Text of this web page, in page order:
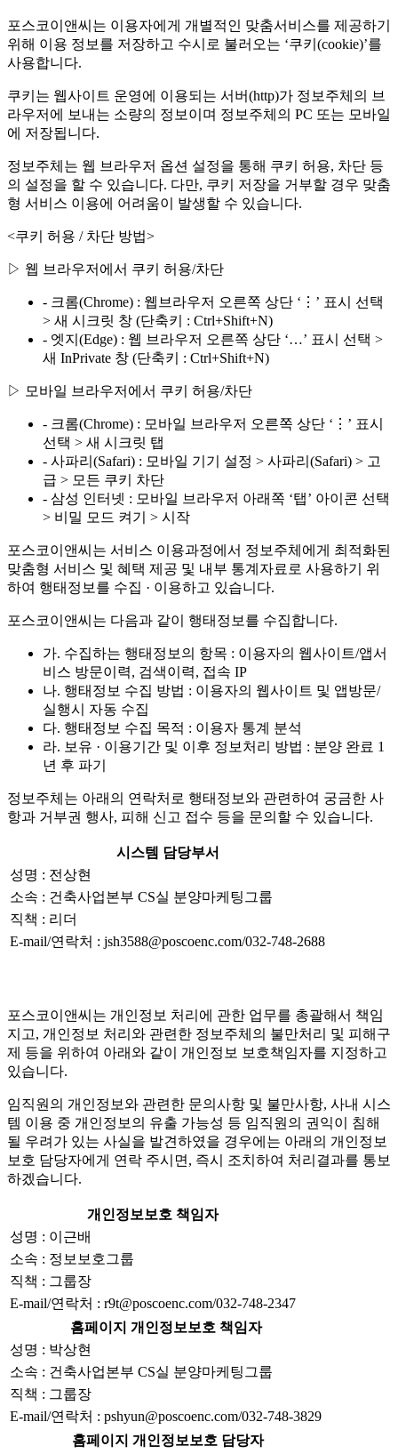
포스코이앤씨는 이용자에게 개별적인 맞춤서비스를 제공하기
위해 이용 정보를 저장하고 수시로 불러오는 ‘쿠키(cookie)’를
사용합니다.
쿠키는 웹사이트 운영에 이용되는 서버(http)가 정보주체의 브
라우저에 보내는 소량의 정보이며 정보주체의 PC 또는 모바일
에 저장됩니다.
정보주체는 웹 브라우저 옵션 설정을 통해 쿠키 허용, 차단 등
의 설정을 할 수 있습니다. 다만, 쿠키 저장을 거부할 경우 맞춤
형 서비스 이용에 어려움이 발생할 수 있습니다.
<쿠키 허용 / 차단 방법>
▷ 웹 브라우저에서 쿠키 허용/차단
- 크롬(Chrome) : 웹브라우저 오른쪽 상단 ‘⋮’ 표시 선택
> 새 시크릿 창 (단축키 : Ctrl+Shift+N)
- 엣지(Edge) : 웹 브라우저 오른쪽 상단 ‘…’ 표시 선택 >
새 InPrivate 창 (단축키 : Ctrl+Shift+N)
▷ 모바일 브라우저에서 쿠키 허용/차단
- 크롬(Chrome) : 모바일 브라우저 오른쪽 상단 ‘⋮’ 표시
선택 > 새 시크릿 탭
- 사파리(Safari) : 모바일 기기 설정 > 사파리(Safari) > 고
급 > 모든 쿠키 차단
- 삼성 인터넷 : 모바일 브라우저 아래쪽 ‘탭’ 아이콘 선택
> 비밀 모드 켜기 > 시작
포스코이앤씨는 서비스 이용과정에서 정보주체에게 최적화된
맞춤형 서비스 및 혜택 제공 및 내부 통계자료로 사용하기 위
하여 행태정보를 수집 · 이용하고 있습니다.
포스코이앤씨는 다음과 같이 행태정보를 수집합니다.
가. 수집하는 행태정보의 항목 : 이용자의 웹사이트/앱서
비스 방문이력, 검색이력, 접속 IP
나. 행태정보 수집 방법 : 이용자의 웹사이트 및 앱방문/
실행시 자동 수집
다. 행태정보 수집 목적 : 이용자 통계 분석
라. 보유 · 이용기간 및 이후 정보처리 방법 : 분양 완료 1
년 후 파기
정보주체는 아래의 연락처로 행태정보와 관련하여 궁금한 사
항과 거부권 행사, 피해 신고 접수 등을 문의할 수 있습니다.
시스템 담당부서
성명 : 전상현
소속 : 건축사업본부 CS실 분양마케팅그룹
직책 : 리더
E-mail/연락처 : jsh3588@poscoenc.com/032-748-2688
포스코이앤씨는 개인정보 처리에 관한 업무를 총괄해서 책임
지고, 개인정보 처리와 관련한 정보주체의 불만처리 및 피해구
제 등을 위하여 아래와 같이 개인정보 보호책임자를 지정하고
있습니다.
임직원의 개인정보와 관련한 문의사항 및 불만사항, 사내 시스
템 이용 중 개인정보의 유출 가능성 등 임직원의 권익이 침해
될 우려가 있는 사실을 발견하였을 경우에는 아래의 개인정보
보호 담당자에게 연락 주시면, 즉시 조치하여 처리결과를 통보
하겠습니다.
개인정보보호 책임자
성명 : 이근배
소속 : 정보보호그룹
직책 : 그룹장
E-mail/연락처 : r9t@poscoenc.com/032-748-2347
홈페이지 개인정보보호 책임자
성명 : 박상현
소속 : 건축사업본부 CS실 분양마케팅그룹
직책 : 그룹장
E-mail/연락처 : pshyun@poscoenc.com/032-748-3829
홈페이지 개인정보보호 담당자